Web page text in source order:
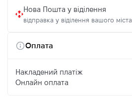
Нова Пошта у віділення
відправка у віділення вашого міста
Оплата
Накладений платіж
Онлайн оплата